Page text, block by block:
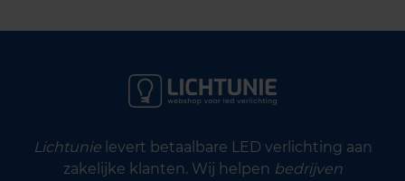
Lichtunielevert betaalbare LED verlichting aan
zakelijke klanten. Wij helpen bedrijven